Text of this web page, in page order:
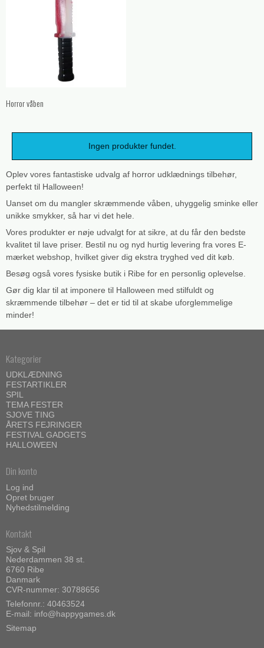
Horror våben
Ingen produkter fundet.
Oplev vores fantastiske udvalg af horror udklædnings tilbehør,
perfekt til Halloween!
Uanset om du mangler skræmmende våben, uhyggelig sminke eller
unikke smykker, så har vi det hele.
Vores produkter er nøje udvalgt for at sikre, at du får den bedste
kvalitet til lave priser. Bestil nu og nyd hurtig levering fra vores E-
mærket webshop, hvilket giver dig ekstra tryghed ved dit køb.
Besøg også vores fysiske butik i Ribe for en personlig oplevelse.
Gør dig klar til at imponere til Halloween med stilfuldt og
skræmmende tilbehør – det er tid til at skabe uforglemmelige
minder!
Kategorier
UDKLÆDNING
FESTARTIKLER
SPIL
TEMA FESTER
SJOVE TING
ÅRETS FEJRINGER
FESTIVAL GADGETS
HALLOWEEN
Din konto
Log ind
Opret bruger
Nyhedstilmelding
Kontakt
Sjov & Spil
Nederdammen 38 st.
6760 Ribe
Danmark
CVR-nummer: 30788656
Telefonnr.: 40463524
E-mail: info@happygames.dk
Sitemap